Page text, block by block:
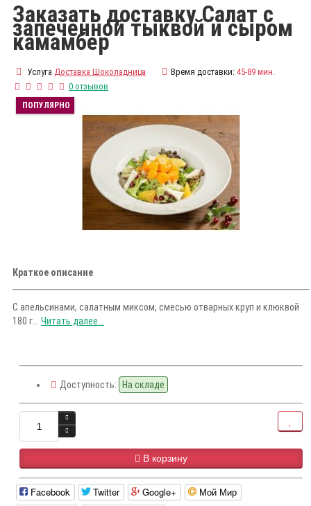
Заказать доставку Салат с
запеченной тыквой и сыром
камамбер
Услуга Доставка Шоколадница Время доставки: 45-89 мин.
0 отзывов
ПОПУЛЯРНО
Краткое описание
С апельсинами, салатным миксом, смесью отварных круп и клюквой
180 г... Читать далее...
Доступность: На складе
В корзину
Facebook Twitter Google+ Мой Мир